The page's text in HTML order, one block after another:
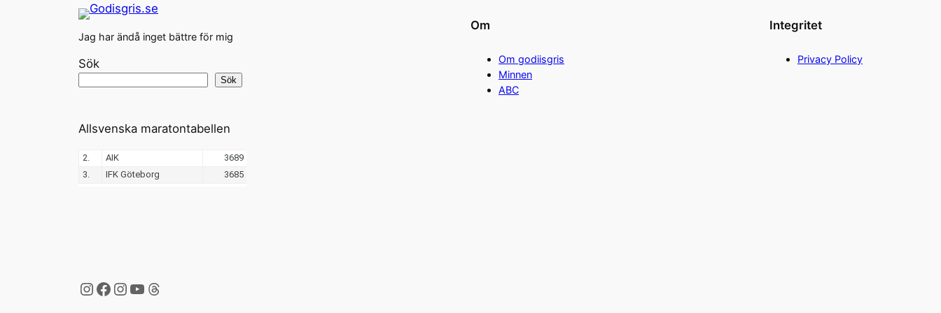
Jag har ändå inget bättre för mig
Sök
Sök
Om
Om godiisgris
Minnen
ABC
Integritet
Privacy Policy
Allsvenska maratontabellen
Instagram
Facebook
Instagram
YouTube
Threads